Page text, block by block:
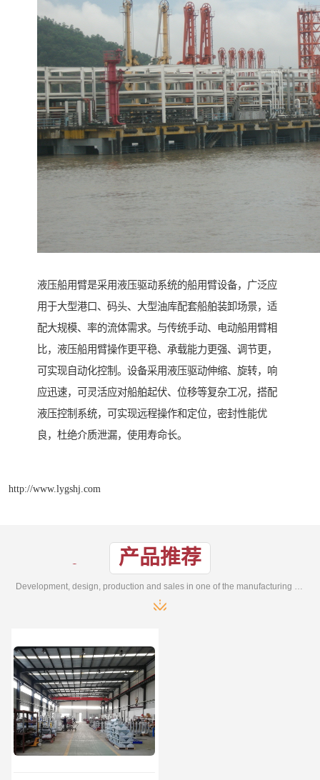
液压船用臂是采用液压驱动系统的船用臂设备，广泛应
用于大型港口、码头、大型油库配套船舶装卸场景，适
配大规模、率的流体需求。与传统手动、电动船用臂相
比，液压船用臂操作更平稳、承载能力更强、调节更，
可实现自动化控制。设备采用液压驱动伸缩、旋转，响
应迅速，可灵活应对船舶起伏、位移等复杂工况，搭配
液压控制系统，可实现远程操作和定位，密封性能优
良，杜绝介质泄漏，使用寿命长。
http://www.lygshj.com
产品推荐